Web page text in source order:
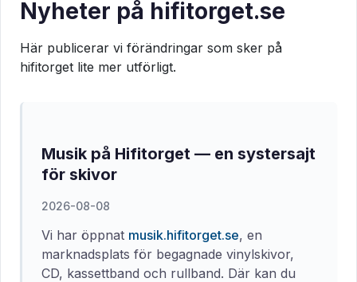
Nyheter på hifitorget.se
Här publicerar vi förändringar som sker på
hifitorget lite mer utförligt.
Musik på Hifitorget — en systersajt
för skivor
2026-08-08
Vi har öppnat musik.hifitorget.se, en
marknadsplats för begagnade vinylskivor,
CD, kassettband och rullband. Där kan du